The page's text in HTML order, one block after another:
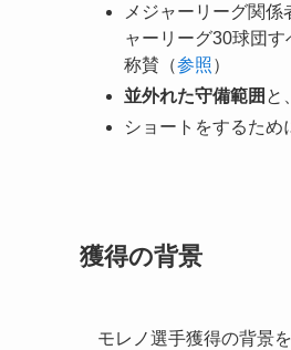
メジャーリーグ関
ャーリーグ30球団
称賛（参照）
並外れた守備範囲 と、
ショートをするため
獲得の背景
モレノ選手獲得の背景を